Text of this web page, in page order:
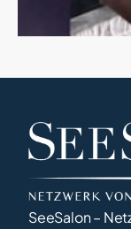
SeeSalon –